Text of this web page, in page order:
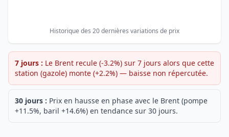
Historique des 20 dernières variations de prix
7 jours : Le Brent recule (-3.2%) sur 7 jours alors que cette
station (gazole) monte (+2.2%) — baisse non répercutée.
30 jours : Prix en hausse en phase avec le Brent (pompe
+11.5%, baril +14.6%) en tendance sur 30 jours.